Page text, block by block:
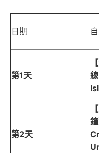
日期
第1天
第2天